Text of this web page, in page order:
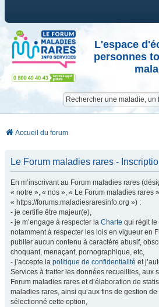
L'espace
personnes
Accueil du forum
Le Forum maladies rares -
En m’inscrivant au Forum maladies rares
« notre », « nos », « Le Forum maladies rares
« https://forums.maladiesraresinfo.org ») :
- je certifie être majeur(e),
- je m’engage à respecter la Charte qui régit le
notamment à respecter les lois en vigueur en
publier aucun contenu à caractère abusif,
choquant, menaçant, pornographique, etc,
- j’accepte la politique de confidentialité et
Services à traiter les données recueillies, aux
Forum maladies rares et d’élaboration de
maladies rares, ainsi qu’aux fins de gestion de
sélectionné cette option,